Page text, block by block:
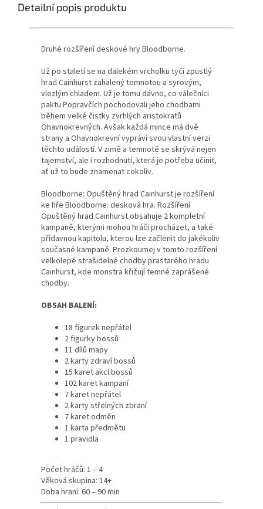
Detailní popis produktu
Druhé rozšíření deskové hry Bloodborne.
Už po staletí se na dalekém vrcholku tyčí zpustlý
hrad Cainhurst zahalený temnotou a syrovým,
vlezlým chladem. Už je tomu dávno, co válečníci
paktu Popravčích pochodovali jeho chodbami
během velké čistky zvrhlých aristokratů
Ohavnokrevných. Avšak každá mince má dvě
strany a Ohavnokrevní vypráví svou vlastní verzi
těchto událostí. V zimě a temnotě se skrývá nejen
tajemství, ale i rozhodnutí, která je potřeba učinit,
ať už to bude znamenat cokoliv.
Bloodborne: Opuštěný hrad Cainhurst je rozšíření
ke hře Bloodborne: desková hra. Rozšíření
Opuštěný hrad Cainhurst obsahuje 2 kompletní
kampaně, kterými mohou hráči procházet, a také
přídavnou kapitolu, kterou lze začlenit do jakékoliv
současné kampaně. Prozkoumej v tomto rozšíření
velkolepé strašidelné chodby prastarého hradu
Cainhurst, kde monstra křižují temné zaprášené
chodby.
OBSAH BALENÍ:
18 figurek nepřátel
2 figurky bossů
11 dílů mapy
2 karty zdraví bossů
15 karet akcí bossů
102 karet kampaní
7 karet nepřátel
2 karty střelných zbraní
7 karet odměn
1 karta předmětu
1 pravidla
Počet hráčů: 1 – 4
Věková skupina: 14+
Doba hraní: 60 – 90 min